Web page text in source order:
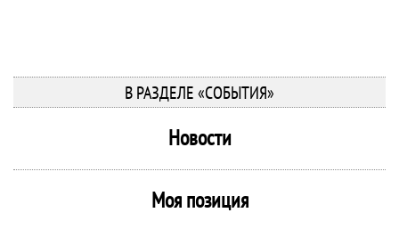
В РАЗДЕЛЕ «СОБЫТИЯ»
Новости
Моя позиция